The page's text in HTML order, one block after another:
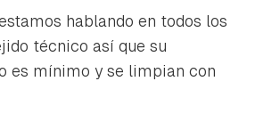
hablando en todos los
técnico así que su
es mínimo y se limpian con